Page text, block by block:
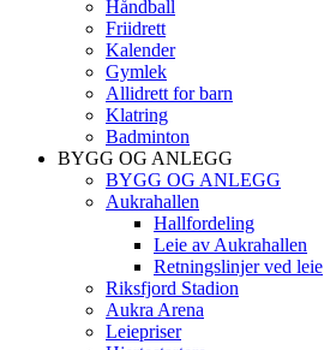
Håndball
Friidrett
Kalender
Gymlek
Allidrett for barn
Klatring
Badminton
BYGG OG ANLEGG
BYGG OG ANLEGG
Aukrahallen
Hallfordeling
Leie av Aukrahallen
Retningslinjer ved leie
Riksfjord Stadion
Aukra Arena
Leiepriser